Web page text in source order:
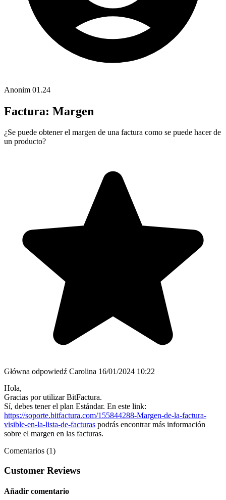
Anonim 01.24
Factura: Margen
¿Se puede obtener el margen de una factura como se puede hacer de
un producto?
Główna odpowiedź Carolina 16/01/2024 10:22
Hola,
Gracias por utilizar BitFactura.
Sí, debes tener el plan Estándar. En este link:
https://soporte.bitfactura.com/155844288-Margen-de-la-factura-
visible-en-la-lista-de-facturas podrás encontrar más información
sobre el margen en las facturas.
Comentarios (1)
Customer Reviews
Añadir comentario